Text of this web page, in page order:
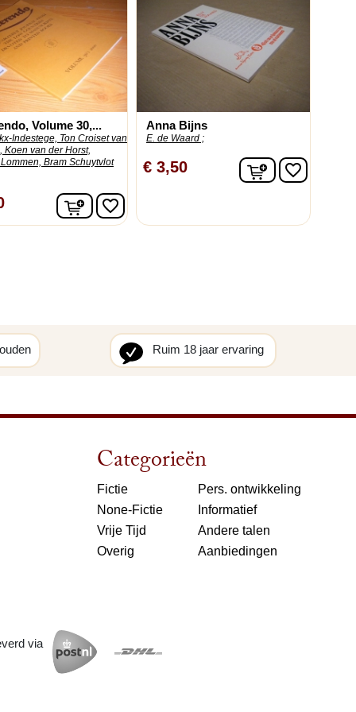
Volume 30,...
Indestege, Ton Croiset van
Koen van der Horst,
Bram Schuytvlot
In winkelwagen
favorite_border
Anna Bijns
E. de Waard ;
€ 3,50 Infavorite_border
Ruim 18 jaar ervaring
Categorieën
Fictie
None-Fictie
Vrije Tijd
Overig
Pers. ontwikkeling
Informatief
Andere talen
Aanbiedingen
via